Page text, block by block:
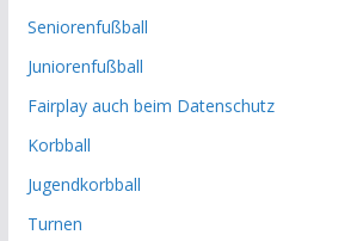
Seniorenfußball
Juniorenfußball
Fairplay auch beim Datenschutz
Korbball
Jugendkorbball
Turnen